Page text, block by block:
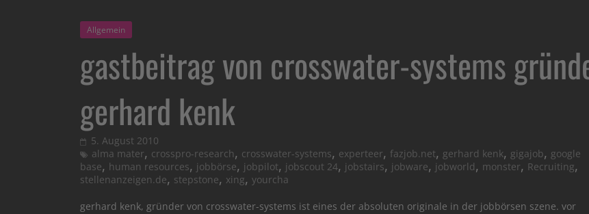
Allgemein
gastbeitrag von crosswater-systems
gerhard kenk
5. August 2010
alma mater, crosspro-research, crosswater-systems, experteer, fazjob.net, gerhard kenk, gigajob, google
base, human resources, jobbörse, jobpilot, jobscout 24, jobstairs, jobware, jobworld, monster, Recruiting,
stellenanzeigen.de, stepstone, xing, yourcha
gerhard kenk, gründer von crosswater-systems ist eines der absoluten originale in der jobbörsen szene. vor